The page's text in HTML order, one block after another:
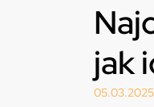
jak
05.03.2025